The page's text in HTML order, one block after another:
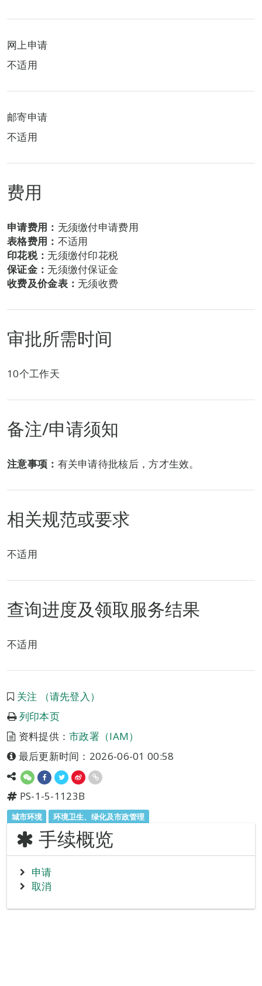
网上申请
不适用
邮寄申请
不适用
费用
申请费用： 无须缴付申请费用
表格费用： 不适用
印花税：无须缴付印花税
保证金：无须缴付保证金
收费及价金表：无须收费
审批所需时间
10个工作天
备注/申请须知
注意事项： 有关申请待批核后，方才生效。
相关规范或要求
不适用
查询进度及领取服务结果
不适用
关注 （请先登入）
列印本页
资料提供：市政署（IAM）
最后更新时间：2026-06-01 00:58
PS-1-5-1123B
城市环境 环境卫生、绿化及市政管理
手续概览
申请
取消